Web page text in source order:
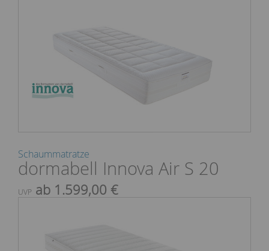
Schaummatratze
dormabell Innova Air S 20
UVP ab 1.599,00 €